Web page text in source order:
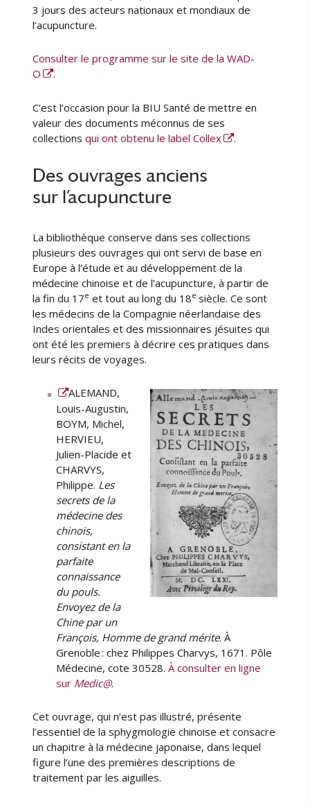
e
e
r
ç
i
s
G
o
r
y
e
t
l
a
»
3 jours des acteurs nationaux et mondiaux de
l’acupuncture.
Consulter le programme sur le site de la WAD-
O
.
C’est l’occasion pour la BIU Santé de mettre en
valeur des documents méconnus de ses
collectionsqui ont obtenu le label Collex .
Des ouvrages anciens
sur l’acupuncture
La bibliothèque conserve dans ses collections
plusieurs des ouvrages qui ont servi de base en
Europe à l’étude et au développement de la
médecine chinoise et de l’acupuncture, à partir de
la fin du 17e et tout au long du 18e siècle. Ce sont
les médecins de la Compagnie néerlandaise des
Indes orientales et des missionnaires jésuites qui
ont été les premiers à décrire ces pratiques dans
leurs récits de voyages.
ALEMAND,
Louis-Augustin,
BOYM, Michel,
HERVIEU,
Julien-Placide et
CHARVYS,
Philippe. Les
secrets de la
médecine des
chinois,
consistant en la
parfaite
connaissance
du pouls.
Envoyez de la
Chine par un
François, Homme de grand mérite. À
Grenoble : chez Philippes Charvys, 1671. Pôle
Médecine, cote 30528. À consulter en ligne
sur Medic@.
Cet ouvrage, qui n’est pas illustré, présente
l’essentiel de la sphygmologie chinoise et consacre
un chapitre à la médecine japonaise, dans lequel
figure l’une des premières descriptions de
traitement par les aiguilles.